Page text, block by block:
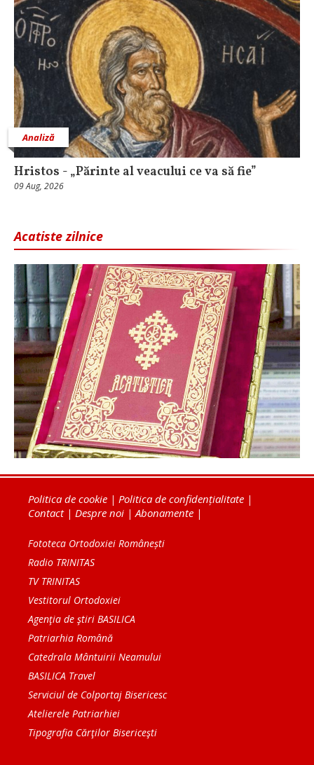
Analiză
Hristos - „Părinte al veacului ce va să fie”
09 Aug, 2026
Acatiste zilnice
Politica de cookie | Politica de confidențialitate |
Contact| Despre noi | Abonamente |
Fototeca Ortodoxiei Românești
Radio TRINITAS
TV TRINITAS
Vestitorul Ortodoxiei
Agenţia de ştiri BASILICA
Patriarhia Română
Catedrala Mântuirii Neamului
BASILICA Travel
Serviciul de Colportaj Bisericesc
Atelierele Patriarhiei
Tipografia Cărţilor Bisericeşti